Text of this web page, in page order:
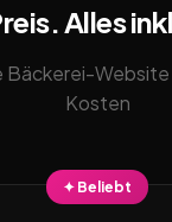
Alles
Bäckerei-
Kosten
✦ Beliebt